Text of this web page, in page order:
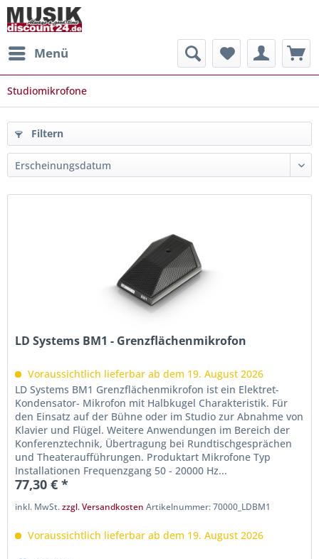
Menü
Studiomikrofone
Filtern
LD Systems BM1 - Grenzflächenmikrofon
Voraussichtlich lieferbar ab dem 19. August 2026
LD Systems BM1 Grenzflächenmikrofon ist ein Elektret-
Kondensator- Mikrofon mit Halbkugel Charakteristik. Für
den Einsatz auf der Bühne oder im Studio zur Abnahme von
Klavier und Flügel. Weitere Anwendungen im Bereich der
Konferenztechnik, Übertragung bei Rundtischgesprächen
und Theateraufführungen. Produktart Mikrofone Typ
Installationen Frequenzgang 50 - 20000 Hz...
77,30 € *
inkl. MwSt.zzgl. Versandkosten Artikelnummer: 70000_LDBM1
Voraussichtlich lieferbar ab dem 19. August 2026